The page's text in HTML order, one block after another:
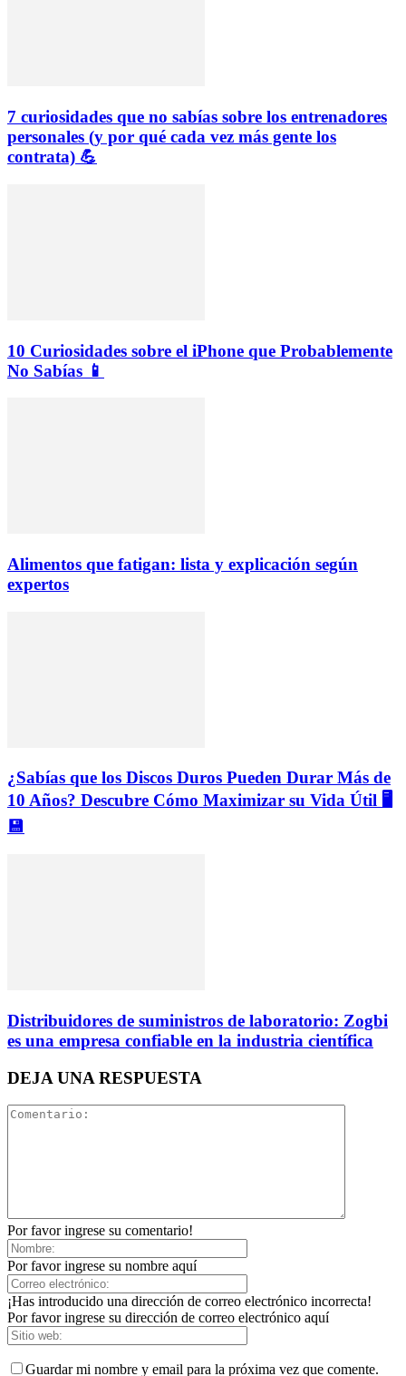
7 curiosidades que no sabías sobre los entrenadores
personales (y por qué cada vez más gente los
contrata) 💪
10 Curiosidades sobre el iPhone que Probablemente
No Sabías 📱
Alimentos que fatigan: lista y explicación según
expertos
¿Sabías que los Discos Duros Pueden Durar Más de
10 Años? Descubre Cómo Maximizar su Vida Útil 🖥️
💾
Distribuidores de suministros de laboratorio: Zogbi
es una empresa confiable en la industria científica
DEJA UNA RESPUESTA
Por favor ingrese su comentario!
Por favor ingrese su nombre aquí
¡Has introducido una dirección de correo electrónico incorrecta!
Por favor ingrese su dirección de correo electrónico aquí
Guardar mi nombre y email para la próxima vez que comente.